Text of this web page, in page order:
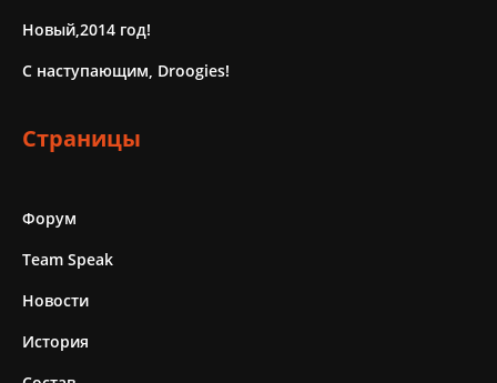
Новый,2014 год!
С наступающим, Droogies!
Страницы
Форум
Team Speak
Новости
История